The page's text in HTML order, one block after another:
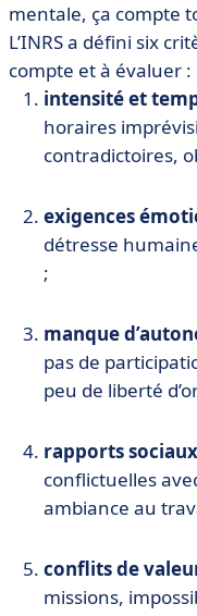
mentale, ça compte
L’INRS a défini six
compte et à évaluer :
intensité et
horaires
contradictoires,
exigences
détresse
;
manque
pas de
peu de liberté
rapports
conflictuelles
ambiance au
conflits de
missions,